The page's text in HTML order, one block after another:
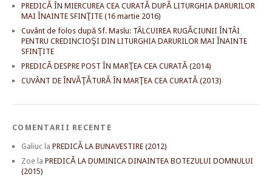
PREDICĂ ÎN MIERCUREA CEA CURATĂ DUPĂ LITURGHIA DARURILOR
MAI ÎNAINTE SFINŢITE (16 martie 2016)
Cuvânt de folos după Sf. Maslu: TÂLCUIREA RUGĂCIUNII ÎNTÂI
PENTRU CREDINCIOŞI DIN LITURGHIA DARURILOR MAI ÎNAINTE
SFINŢITE
PREDICĂ DESPRE POST ÎN MARŢEA CEA CURATĂ (2014)
CUVÂNT DE ÎNVĂŢĂTURĂ ÎN MARŢEA CEA CURATĂ (2013)
COMENTARII RECENTE
Galiuc la PREDICĂ LA BUNAVESTIRE (2012)
Zoe la PREDICĂ LA DUMINICA DINAINTEA BOTEZULUI DOMNULUI
(2015)